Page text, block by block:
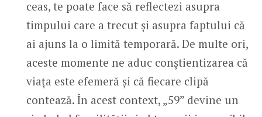
ceas, te poate face să reflectezi asupra
timpului care a trecut și asupra faptului că
ai ajuns la o limită temporară. De multe ori,
aceste momente ne aduc conștientizarea că
viața este efemeră și că fiecare clipă
contează. În acest context, „59” devine un